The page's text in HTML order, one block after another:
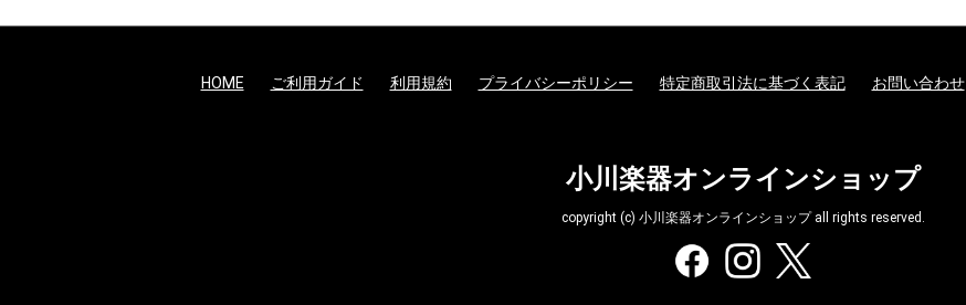
HOME ご利用ガイド 利用規約 プライバシーポリシー 特定商取引法に基づく表記 お問い合わせ
小川楽器オンラインショップ
copyright (c) 小川楽器オンラインショップ all rights reserved.